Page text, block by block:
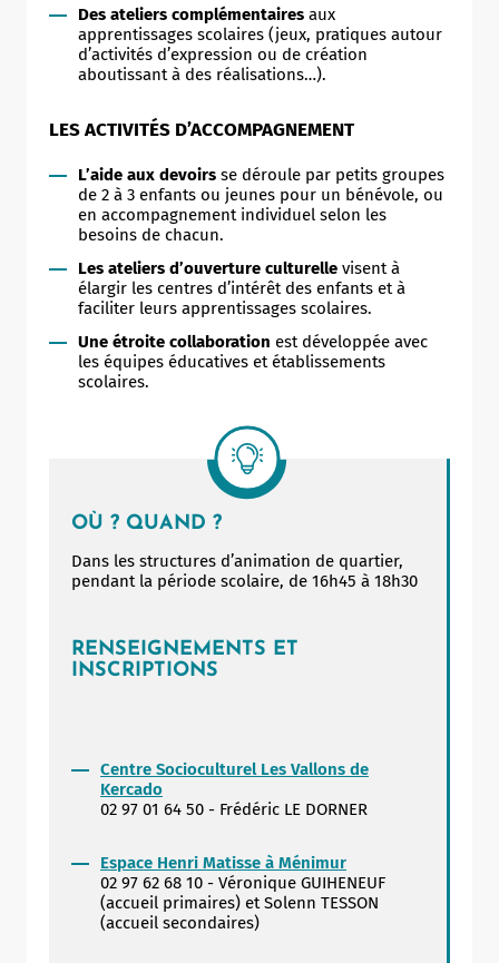
Des ateliers complémentaires aux
apprentissages scolaires (jeux, pratiques autour
d’activités d’expression ou de création
aboutissant à des réalisations…).
LES ACTIVITÉS D’ACCOMPAGNEMENT
L’aide aux devoirs se déroule par petits groupes
de 2 à 3 enfants ou jeunes pour un bénévole, ou
en accompagnement individuel selon les
besoins de chacun.
Les ateliers d’ouverture culturelle visent à
élargir les centres d’intérêt des enfants et à
faciliter leurs apprentissages scolaires.
Une étroite collaboration est développée avec
les équipes éducatives et établissements
scolaires.
OÙ ? QUAND ?
Dans les structures d’animation de quartier,
pendant la période scolaire, de 16h45 à 18h30
RENSEIGNEMENTS ET
INSCRIPTIONS
Centre Socioculturel Les Vallons de
Kercado
02 97 01 64 50 - Frédéric LE DORNER
Espace Henri Matisse à Ménimur
02 97 62 68 10 - Véronique GUIHENEUF
(accueil primaires) et Solenn TESSON
(accueil secondaires)